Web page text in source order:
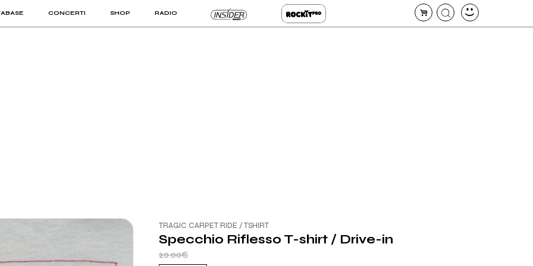
CONCERTI SHOP RADIO
PRO
TRAGIC CARPET RIDE / TSHIRT
Specchio Riflesso T-shirt / Drive-in
20.00€